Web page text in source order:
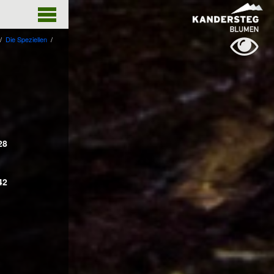
The point Back To Top stack will scroll to
Die Speziellen /